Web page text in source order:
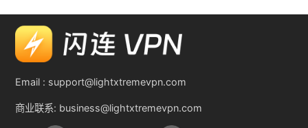
Email : support@lightxtremevpn.com
商业联系: business@lightxtremevpn.com